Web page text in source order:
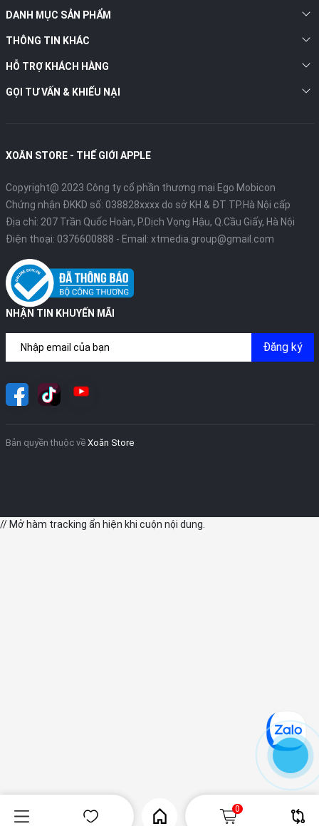
DANH MỤC SẢN PHẨM
THÔNG TIN KHÁC
HỖ TRỢ KHÁCH HÀNG
GỌI TƯ VẤN & KHIẾU NẠI
XOĂN STORE - THẾ GIỚI APPLE
Copyright@ 2023 Công ty cổ phần thương mại Ego Mobicon
Chứng nhận ĐKKD số: 038828xxxx do sở KH & ĐT TP.Hà Nội cấp
Địa chỉ: 207 Trần Quốc Hoàn, P.Dịch Vọng Hậu, Q.Cầu Giấy, Hà Nội
Điện thoại: 0376600888 - Email: xtmedia.group@gmail.com
NHẬN TIN KHUYẾN MÃI
Đăng ký
Bản quyền thuộc về Xoăn Store
0
// Mở hàm tracking ẩn hiện khi cuộn nội dung.